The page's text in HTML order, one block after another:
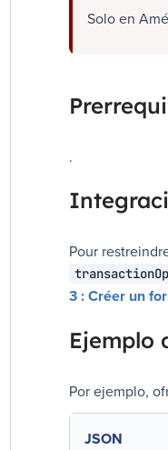
Solo en
.
Pour
3 : Créer un
Ejemplo
Por ejemplo,
JSON